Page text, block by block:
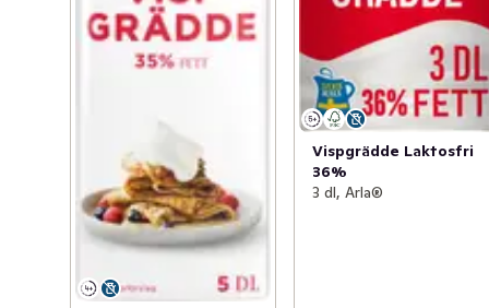
Vispgrädde Laktosfri
36%
3 dl, Arla®